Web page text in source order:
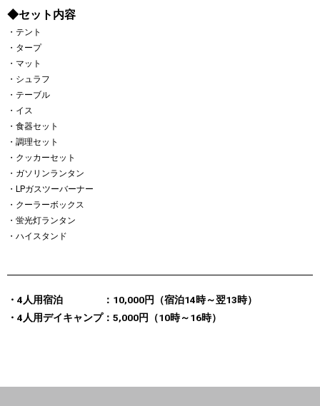
◆セット内容
・テント
・タープ
・マット
・シュラフ
・テーブル
・イス
・食器セット
・調理セット
・クッカーセット
・ガソリンランタン
・LPガスツーバーナー
・クーラーボックス
・蛍光灯ランタン
・ハイスタンド
・4人用宿泊 ：10,000円（宿泊14時～翌13時）
・4人用デイキャンプ：5,000円（10時～16時）